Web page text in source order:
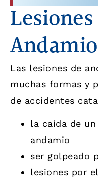
Las lesiones de
muchas formas y
de accidentes
la caída de
andamio
ser golpeado
lesiones por